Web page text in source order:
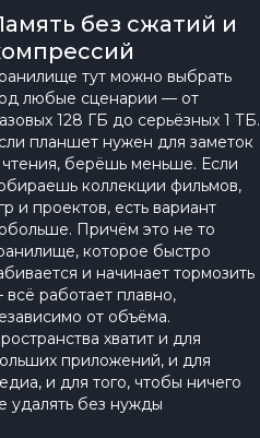
без сжатий и
тут можно выбрать
любые сценарии — от
128 ГБ до серьёзных 1 ТБ.
планшет нужен для заметок
чтения, берёшь меньше. Если
коллекции фильмов,
и проектов, есть вариант
Причём это не то
которое быстро
и начинает тормозить
работает плавно,
от объёма.
хватит и для
приложений, и для
и для того, чтобы ничего
удалять без нужды